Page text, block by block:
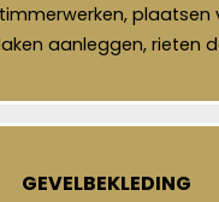
plaatsen
aanleggen, rieten
GEVELBEKLEDING